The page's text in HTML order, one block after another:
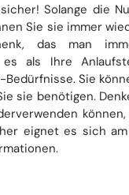
Solange die
Sie sie immer
das man
es als Ihre
Sie
sie benötigen.
eignet es sich